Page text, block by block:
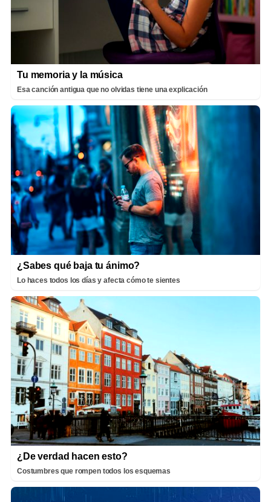
Tu memoria y la música
Esa canción antigua que no olvidas tiene una explicación
¿Sabes qué baja tu ánimo?
Lo haces todos los días y afecta cómo te sientes
¿De verdad hacen esto?
Costumbres que rompen todos los esquemas